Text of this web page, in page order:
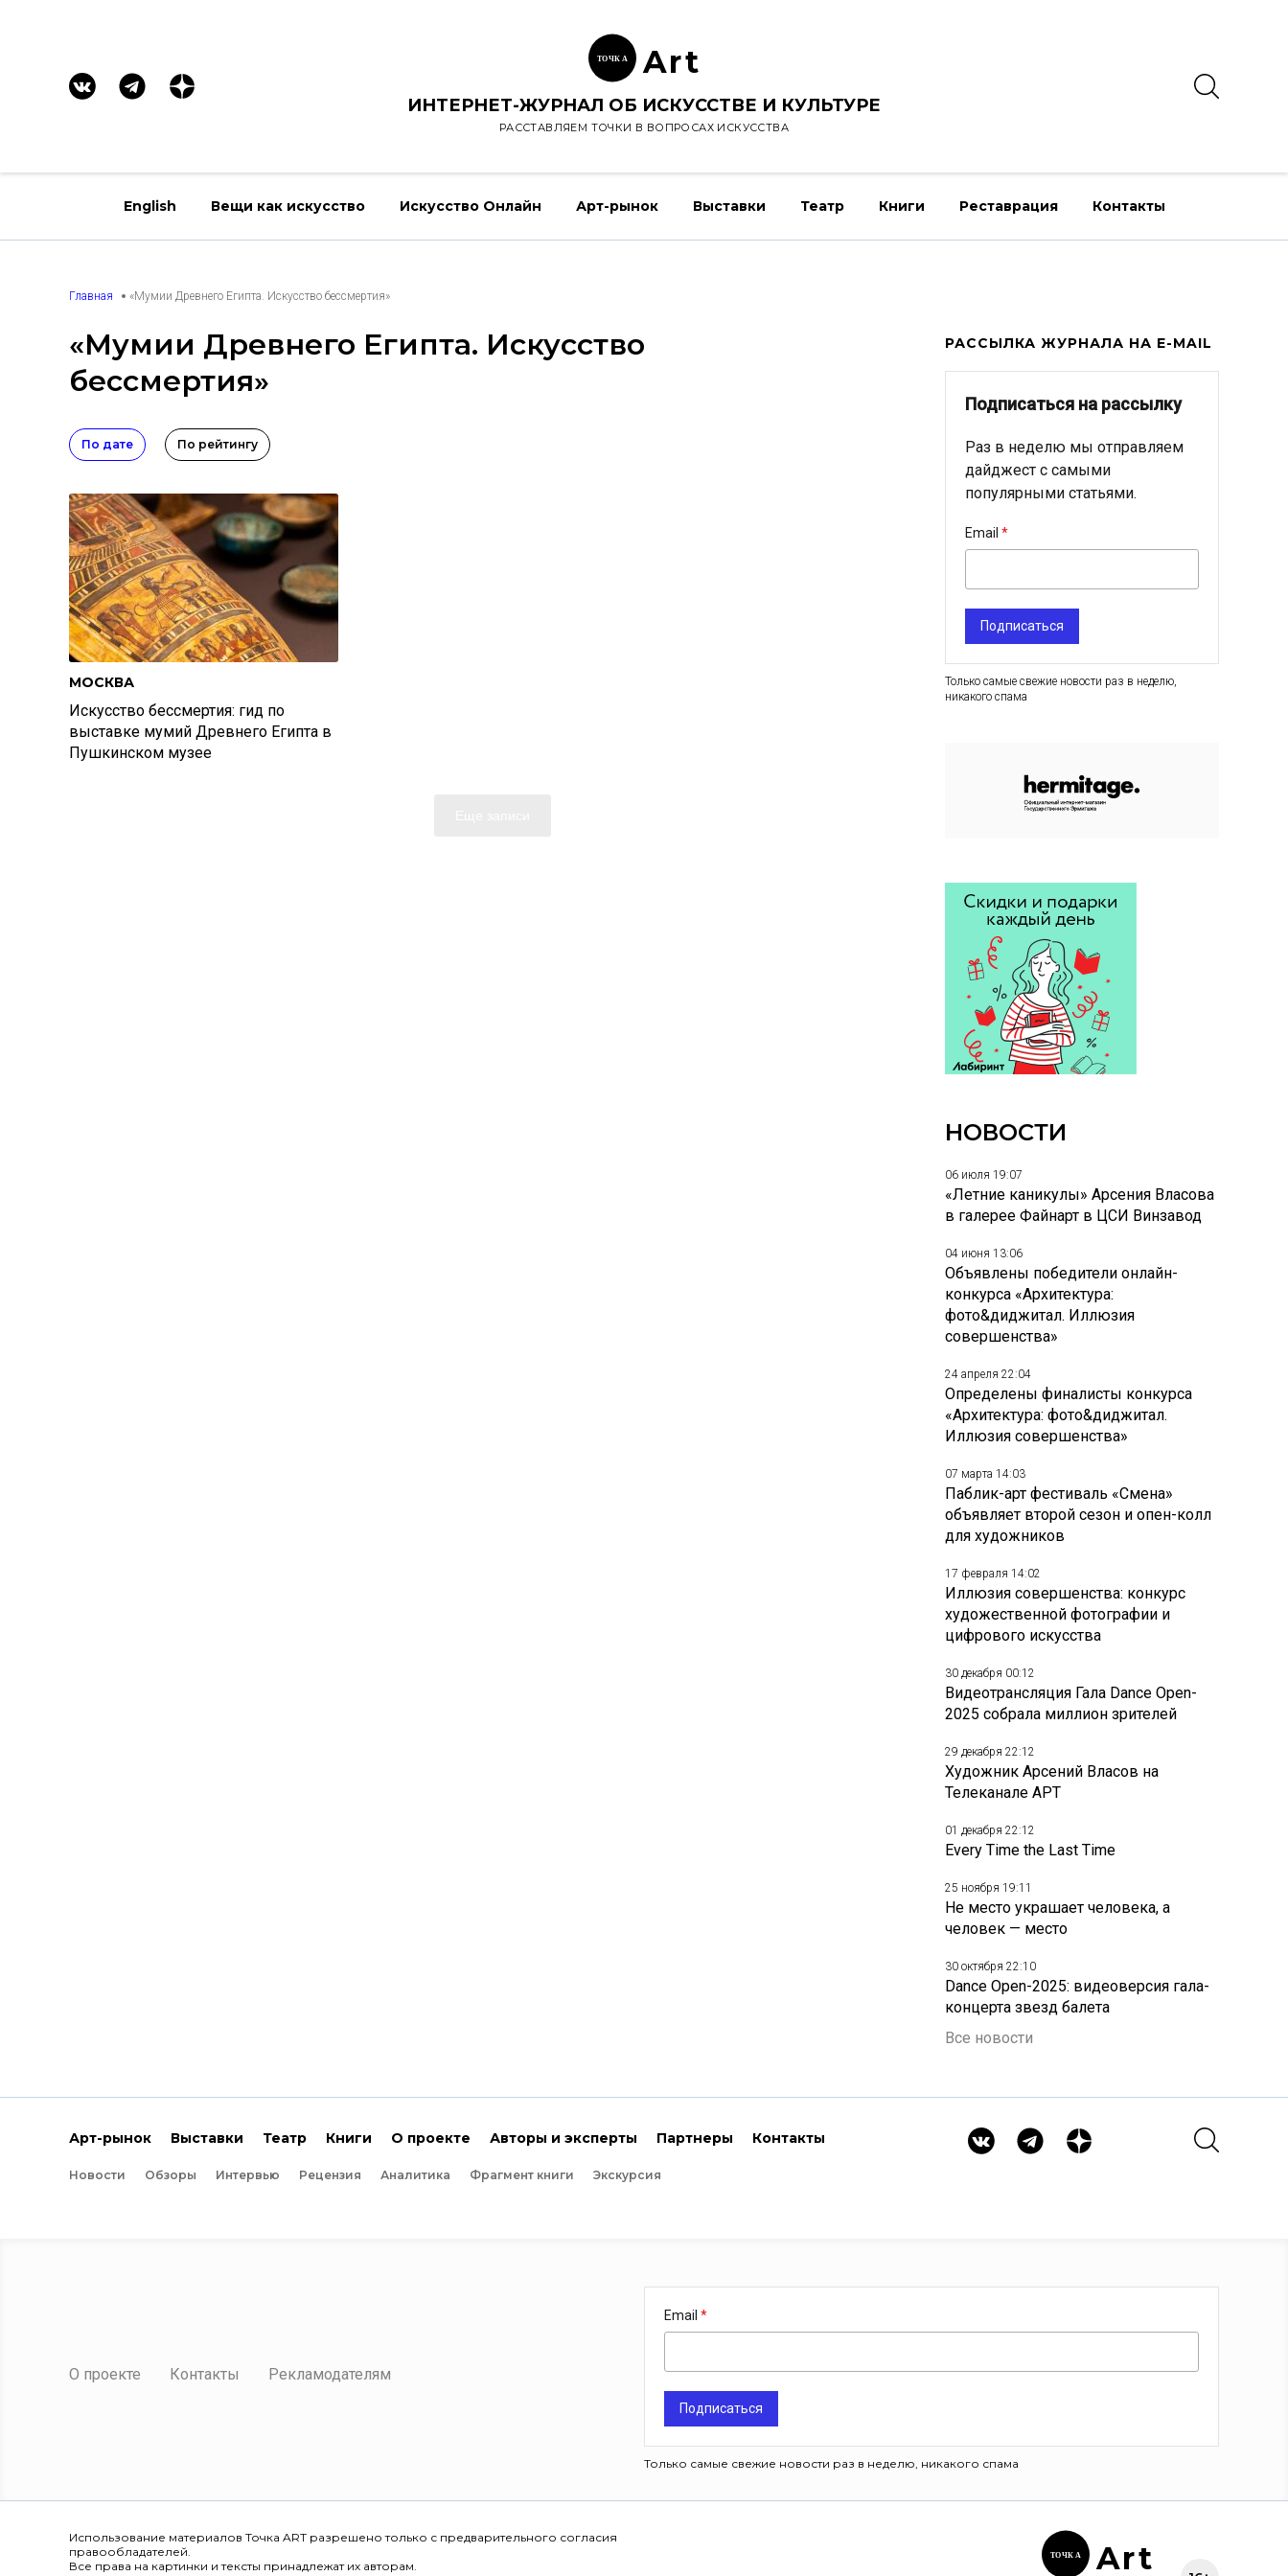
ТОЧК А Art
ИНТЕРНЕТ-ЖУРНАЛ ОБ ИСКУССТВЕ И КУЛЬТУРЕ
РАССТАВЛЯЕМ ТОЧКИ В ВОПРОСАХ ИСКУССТВА
English Вещи как искусство Искусство Онлайн Арт-рынок Выставки Театр Книги Реставрация Контакты
Главная «Мумии Древнего Египта. Искусство бессмертия»
«Мумии Древнего Египта. Искусство
бессмертия»
По дате По рейтингу
МОСКВА
Искусство бессмертия: гид по
выставке мумий Древнего Египта в
Пушкинском музее
РАССЫЛКА ЖУРНАЛА НА E-MAIL
Подписаться на рассылку
Раз в неделю мы отправляем
дайджест с самыми
популярными статьями.
Email
Подписаться
Только самые свежие новости раз в неделю,
никакого спама
НОВОСТИ
06 июля 19:07
«Летние каникулы» Арсения Власова
в галерее Файнарт в ЦСИ Винзавод
04 июня 13:06
Объявлены победители онлайн-
конкурса «Архитектура:
фото&диджитал. Иллюзия
совершенства»
24 апреля 22:04
Определены финалисты конкурса
«Архитектура: фото&диджитал.
Иллюзия совершенства»
07 марта 14:03
Паблик-арт фестиваль «Смена»
объявляет второй сезон и опен-колл
для художников
17 февраля 14:02
Иллюзия совершенства: конкурс
художественной фотографии и
цифрового искусства
30 декабря 00:12
Видеотрансляция Гала Dance Open-
2025 собрала миллион зрителей
29 декабря 22:12
Художник Арсений Власов на
Телеканале АРТ
01 декабря 22:12
Every Time the Last Time
25 ноября 19:11
Не место украшает человека, а
человек — место
30 октября 22:10
Dance Open-2025: видеоверсия гала-
концерта звезд балета
Все новости
Арт-рынок Выставки Театр Книги О проекте Авторы и эксперты Партнеры Контакты
Новости Обзоры Интервью Рецензия Аналитика Фрагмент книги Экскурсия
О проекте Контакты Рекламодателям
Email
Подписаться
Только самые свежие новости раз в неделю, никакого спама
Использование материалов Точка ART разрешено только с предварительного согласия
правообладателей.
Все права на картинки и тексты принадлежат их авторам.
ТОЧК А Art